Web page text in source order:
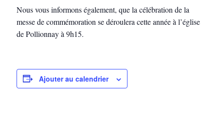
Nous vous informons également, que la célébration de la
messe de commémoration se déroulera cette année à l’église
de Pollionnay à 9h15.
Ajouter au calendrier